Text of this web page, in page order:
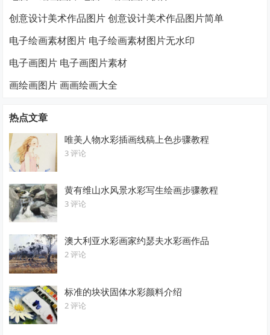
创意设计美术作品图片 创意设计美术作品图片简单
电子绘画素材图片 电子绘画素材图片无水印
电子画图片 电子画图片素材
画绘画图片 画画绘画大全
热点文章
唯美人物水彩插画线稿上色步骤教程
3 评论
黄有维山水风景水彩写生绘画步骤教程
3 评论
澳大利亚水彩画家约瑟夫水彩画作品
2 评论
标准的块状固体水彩颜料介绍
2 评论